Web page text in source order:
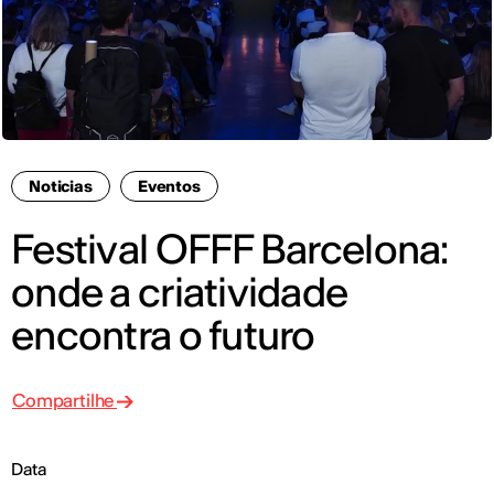
Noticias Eventos
Festival OFFF Barcelona:
onde a criatividade
encontra o futuro
Data
Compartilhe